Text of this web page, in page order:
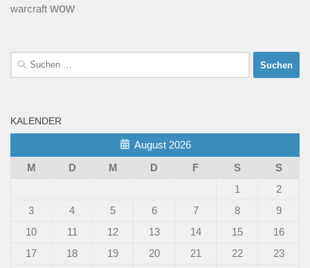
warcraft wow
Suchen
nach:
KALENDER
August 2026
M
D M D F S
S
1
2
3
4 5 6 7 8
9
10
11 12 13 14 15
16
17
18 19 20 21 22
23